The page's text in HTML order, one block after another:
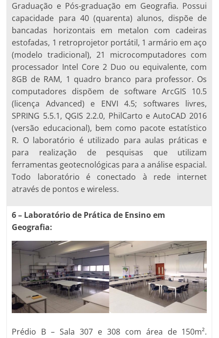
Graduação e Pós-graduação em Geografia. Possui
capacidade para 40 (quarenta) alunos, dispõe de
bancadas horizontais em metalon com cadeiras
estofadas, 1 retroprojetor portátil, 1 armário em aço
(modelo tradicional), 21 microcomputadores com
processador Intel Core 2 Duo ou equivalente, com
8GB de RAM, 1 quadro branco para professor. Os
computadores dispõem de software ArcGIS 10.5
(licença Advanced) e ENVI 4.5; softwares livres,
SPRING 5.5.1, QGIS 2.2.0, PhilCarto e AutoCAD 2016
(versão educacional), bem como pacote estatístico
R. O laboratório é utilizado para aulas práticas e
para realização de pesquisas que utilizam
ferramentas geotecnológicas para a análise espacial.
Todo laboratório é conectado à rede internet
através de pontos e wireless.
6 – Laboratório de Prática de Ensino em
Geografia:
Prédio B – Sala 307 e 308 com área de 150m².